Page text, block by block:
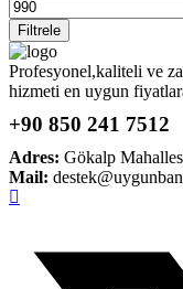
düşük
fiyat
Filtrele
Profesyonel,kaliteli ve
hizmeti en uygun
+90 850 241 7512
Adres: Gökalp
Mail: